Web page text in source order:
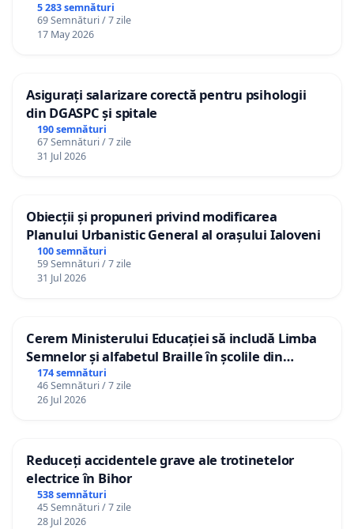
5 283 semnături
69 Semnături / 7 zile
17 May 2026
Asigurați salarizare corectă pentru psihologii
din DGASPC și spitale
190 semnături
67 Semnături / 7 zile
31 Jul 2026
Obiecții și propuneri privind modificarea
Planului Urbanistic General al orașului Ialoveni
100 semnături
59 Semnături / 7 zile
31 Jul 2026
Cerem Ministerului Educației să includă Limba
Semnelor și alfabetul Braille în școlile din
Republica Moldova!
174 semnături
46 Semnături / 7 zile
26 Jul 2026
Reduceți accidentele grave ale trotinetelor
electrice în Bihor
538 semnături
45 Semnături / 7 zile
28 Jul 2026